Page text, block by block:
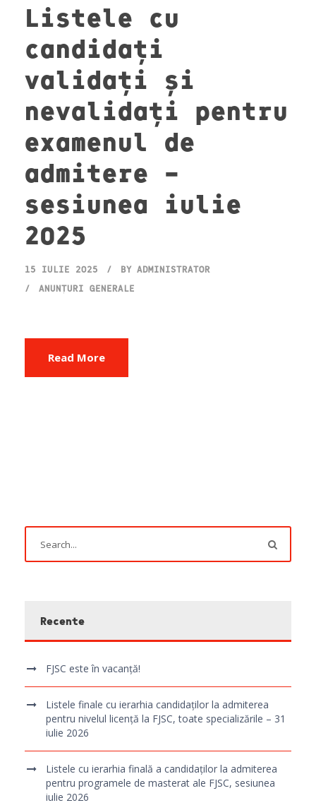
Listele cu
candidați
validați și
nevalidați pentru
examenul de
admitere –
sesiunea iulie
2025
15 IULIE 2025 BY ADMINISTRATOR
ANUNȚURI GENERALE
Read More
Recente
FJSC este în vacanță!
Listele finale cu ierarhia candidaților la admiterea
pentru nivelul licență la FJSC, toate specializările – 31
iulie 2026
Listele cu ierarhia finală a candidaților la admiterea
pentru programele de masterat ale FJSC, sesiunea
iulie 2026